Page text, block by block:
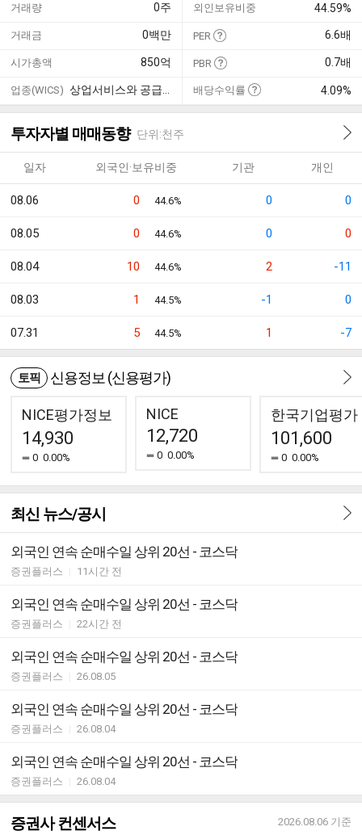
거래량 0주 외인보유비중 44.59%
거래금 0백만 PER 6.6배
시가총액 850억 PBR 0.7배
업종(WICS) 배당수익률 4.09%
투자자별 매매동향 단위:천주
일자 외국인·보유비중 기관 개인
08.06 0 44.6% 0 0
08.05 0 44.6% 0 0
08.04 10 44.6% 2 -11
08.03 1 44.5% -1 0
07.31 5 44.5% 1 -7
토픽 신용정보 (신용평가)
NICE평가정보
14,930
0 0.00%
NICE
12,720
0 0.00%
한국기업평가
101,600
0 0.00%
최신 뉴스/공시
외국인 연속 순매수일 상위 20선 - 코스닥
증권플러스 11시간 전
외국인 연속 순매수일 상위 20선 - 코스닥
증권플러스 22시간 전
외국인 연속 순매수일 상위 20선 - 코스닥
증권플러스 26.08.05
외국인 연속 순매수일 상위 20선 - 코스닥
증권플러스 26.08.04
외국인 연속 순매수일 상위 20선 - 코스닥
증권플러스 26.08.04
증권사 컨센서스 2026.08.06 기준